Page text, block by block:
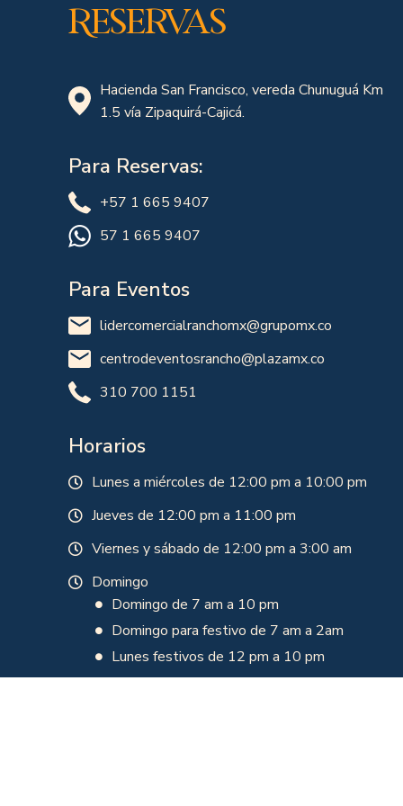
Reservas
Hacienda San Francisco, vereda Chunuguá Km
1.5 vía Zipaquirá-Cajicá.
Para Reservas:
+57 1 665 9407
57 1 665 9407
Para Eventos
lidercomercialranchomx@grupomx.co
centrodeventosrancho@plazamx.co
310 700 1151
Horarios
Lunes a miércoles de 12:00 pm a 10:00 pm
Jueves de 12:00 pm a 11:00 pm
Viernes y sábado de 12:00 pm a 3:00 am
Domingo
Domingo de 7 am a 10 pm
Domingo para festivo de 7 am a 2am
Lunes festivos de 12 pm a 10 pm